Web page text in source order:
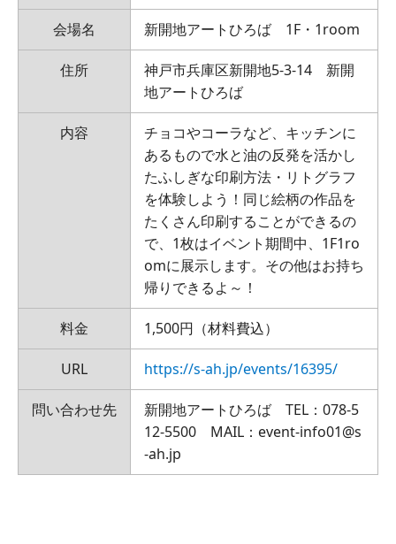
会場名 新開地アートひろば 1F・1room
住所
神戸市兵庫区新開地5-3-14 新開
地アートひろば
内容
チョコやコーラなど、キッチンに
あるもので水と油の反発を活かし
たふしぎな印刷方法・リトグラフ
を体験しよう！同じ絵柄の作品を
たくさん印刷することができるの
で、1枚はイベント期間中、1F1ro
omに展示します。その他はお持ち
帰りできるよ～！
料金 1,500円（材料費込）
URL https://s-ah.jp/events/16395/
問い合わせ先
新開地アートひろば TEL：078-5
12-5500 MAIL：event-info01@s
-ah.jp